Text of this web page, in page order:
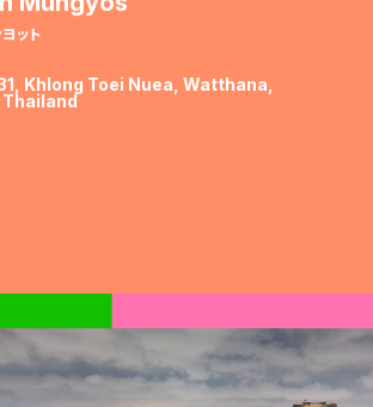
ット
Khlong Toei Nuea, Watthana,
Thailand